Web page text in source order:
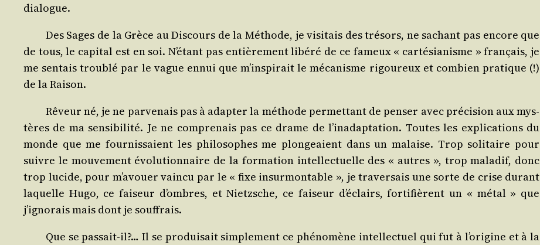
dialogue.
Des Sages de la Grèce au Dis­cours de la Méthode, je visi­tais des tré­sors, ne sachant pas encore que
de tous, le capi­tal est en soi. N’étant pas entiè­re­ment libé­ré de ce fameux « car­té­sia­nisme » fran­çais, je
me sen­tais trou­blé par le vague ennui que m’inspirait le méca­nisme rigou­reux et com­bien pra­tique (!)
de la Raison.
Rêveur né, je ne par­ve­nais pas à adap­ter la méthode per­met­tant de pen­ser avec pré­ci­sion aux mys­
tères de ma sen­si­bi­li­té. Je ne com­pre­nais pas ce drame de l’inadaptation. Toutes les expli­ca­tions du
monde que me four­nis­saient les phi­lo­sophes me plon­geaient dans un malaise. Trop soli­taire pour
suivre le mou­ve­ment évo­lu­tion­naire de la for­ma­tion intel­lec­tuelle des « autres », trop mala­dif, donc
trop lucide, pour m’avouer vain­cu par le « fixe insur­mon­table », je tra­ver­sais une sorte de crise durant
laquelle Hugo, ce fai­seur d’ombres, et Nietzsche, ce fai­seur d’éclairs, for­ti­fièrent un « métal » que
j’ignorais mais dont je souffrais.
Que se pas­sait-il?… Il se pro­dui­sait sim­ple­ment ce phé­no­mène intel­lec­tuel qui fut à l’origine et à la